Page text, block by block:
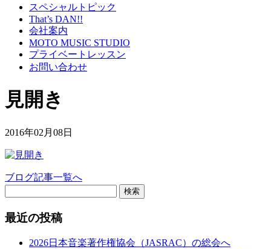
スペシャルトピック
That’s DAN!!
会社案内
MOTO MUSIC STUDIO
プライベートレッスン
お問い合わせ
見開き
2016年02月08日
ブログ記事一覧へ
検索
最近の投稿
2026日本音楽著作権協会（JASRAC）の総会へ